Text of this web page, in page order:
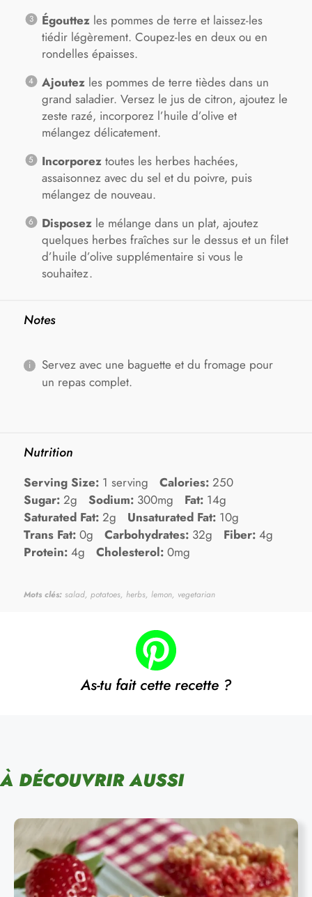
Égouttezles pommes de terre et laissez-les
tiédir légèrement. Coupez-les en deux ou en
rondelles épaisses.
Ajoutezles pommes de terre tièdes dans un
grand saladier. Versez le jus de citron, ajoutez le
zeste razé, incorporez l’huile d’olive et
mélangez délicatement.
Incorporeztoutes les herbes hachées,
assaisonnez avec du sel et du poivre, puis
mélangez de nouveau.
Disposezle mélange dans un plat, ajoutez
quelques herbes fraîches sur le dessus et un filet
d’huile d’olive supplémentaire si vous le
souhaitez.
Notes
Servez avec une baguette et du fromage pour
un repas complet.
Nutrition
Serving Size: 1 serving Calories: 250
Sugar: 2g Sodium: 300mg Fat: 14g
Saturated Fat: 2g Unsaturated Fat: 10g
Trans Fat: 0g Carbohydrates: 32g Fiber: 4g
Protein: 4g Cholesterol: 0mg
Mots clés: salad, potatoes, herbs, lemon, vegetarian
As-tu fait cette recette ?
À DÉCOUVRIR AUSSI